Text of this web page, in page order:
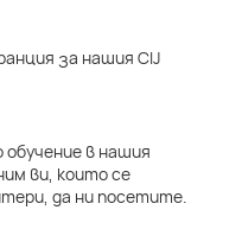
за нашия CIJ
обучение в нашия
ви, които се
да ни посетите.